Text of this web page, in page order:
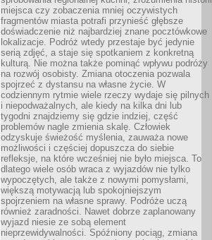
miejsca czy zobaczenia mniej oczywistych
fragmentów miasta potrafi przynieść głębsze
doświadczenie niż najbardziej znane pocztówkowe
lokalizacje. Podróż wtedy przestaje być jedynie
serią zdjęć, a staje się spotkaniem z konkretną
kulturą. Nie można także pominąć wpływu podróży
na rozwój osobisty. Zmiana otoczenia pozwala
spojrzeć z dystansu na własne życie. W
codziennym rytmie wiele rzeczy wydaje się pilnych
i niepodważalnych, ale kiedy na kilka dni lub
tygodni znajdziemy się gdzie indziej, część
problemów nagle zmienia skalę. Człowiek
odzyskuje świeżość myślenia, zauważa nowe
możliwości i częściej dopuszcza do siebie
refleksje, na które wcześniej nie było miejsca. To
dlatego wiele osób wraca z wyjazdów nie tylko
wypoczętych, ale także z nowymi pomysłami,
większą motywacją lub spokojniejszym
spojrzeniem na własne sprawy. Podróże uczą
również zaradności. Nawet dobrze zaplanowany
wyjazd niesie ze sobą element
nieprzewidywalności. Spóźniony pociąg, zmiana